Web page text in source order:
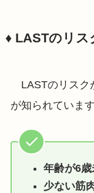
♦️ LASTのリス
LASTのリスク
が知られています
年齢が6
少ない筋